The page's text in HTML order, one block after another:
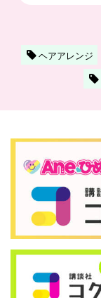
ヘアアレンジ